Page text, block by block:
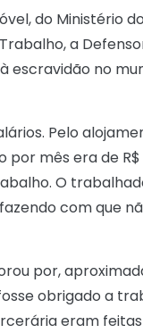
do Ministério
a
escravidão no
Pelo
mês era de
O
com que
por,
obrigado a
eram